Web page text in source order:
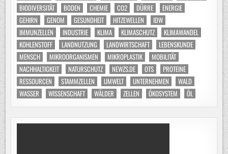
BIODIVERSITÄT
BODEN CHEMIE CO2 DÜRRE
ENERGIE
GEHIRN
GENOM GESUNDHEIT HITZEWELLEN
IDW
IMMUNZELLEN
INDUSTRIE KLIMA KLIMASCHUTZ
KLIMAWANDEL
KOHLENSTOFF
LANDNUTZUNG LANDWIRTSCHAFT
LEBENSKUNDE
MENSCH
MIKROORGANISMEN MIKROPLASTIK
MOBILITÄT
NACHHALTIGKEIT
NATURSCHUTZ NEWZS.DE OTS
PROTEINE
RESSOURCEN
STAMMZELLEN UMWELT UNTERNEHMEN
WALD
WASSER
WISSENSCHAFT WÄLDER ZELLEN ÖKOSYSTEM ÖL